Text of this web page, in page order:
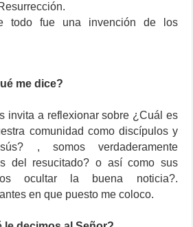
todo fue una invención de los
me dice?
invita a reflexionar sobre ¿Cuál es
comunidad como discípulos y
, somos verdaderamente
del resucitado? o así como sus
ocultar la buena noticia?.
en que puesto me coloco.